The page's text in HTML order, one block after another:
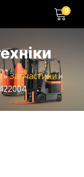
0
»Запчастини»